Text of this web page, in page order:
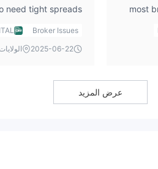
platform.
most
need tight spreads
to remember
is that it can allow
Broker Issues
2025-06-22
عرض المزيد